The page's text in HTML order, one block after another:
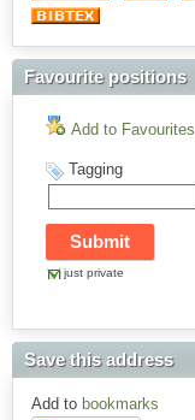
Favourite positions
Add to Favourites
Tagging
just private
Save this address
Add to bookmarks